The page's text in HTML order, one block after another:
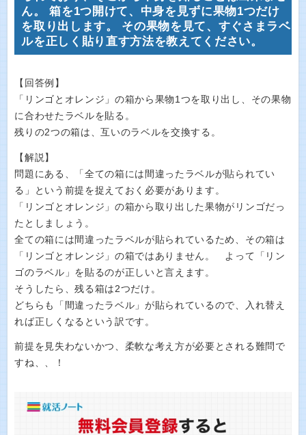
ん。 箱を1つ開けて、中身を見ずに果物1つだけ
を取り出します。 その果物を見て、すぐさまラベ
ルを正しく貼り直す方法を教えてください。
【回答例】
「リンゴとオレンジ」の箱から果物1つを取り出し、その果物
に合わせたラベルを貼る。
残りの2つの箱は、互いのラベルを交換する。
【解説】
問題にある、「全ての箱には間違ったラベルが貼られてい
る」という前提を捉えておく必要があります。
「リンゴとオレンジ」の箱から取り出した果物がリンゴだっ
たとしましょう。
全ての箱には間違ったラベルが貼られているため、その箱は
「リンゴとオレンジ」の箱ではありません。 よって「リン
ゴのラベル」を貼るのが正しいと言えます。
そうしたら、残る箱は2つだけ。
どちらも「間違ったラベル」が貼られているので、入れ替え
れば正しくなるという訳です。
前提を見失わないかつ、柔軟な考え方が必要とされる難問で
すね、、！